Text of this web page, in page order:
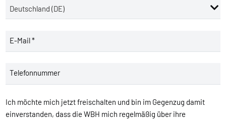
E-Mail *
Telefonnummer
Ich möchte mich jetzt freischalten und bin im Gegenzug damit
einverstanden, dass die WBH mich regelmäßig über ihre